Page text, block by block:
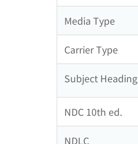
Media Type
Carrier Type
Subject Heading
NDC 10th ed.
NDLC